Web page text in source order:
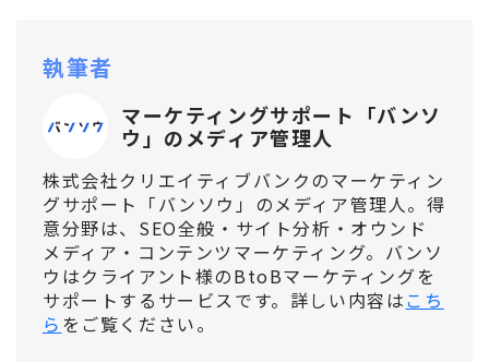
執筆者
マーケティングサポート「バンソ
ウ」のメディア管理人
株式会社クリエイティブバンクのマーケティン
グサポート「バンソウ」のメディア管理人。得
意分野は、SEO全般・サイト分析・オウンド
メディア・コンテンツマーケティング。バンソ
ウはクライアント様のBtoBマーケティングを
サポートするサービスです。詳しい内容はこち
ら をご覧ください。